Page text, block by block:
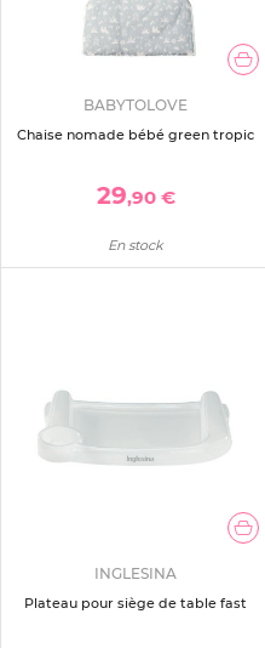
BABYTOLOVE
Chaise nomade bébé green tropic
29,90 €
En stock
INGLESINA
Plateau pour siège de table fast